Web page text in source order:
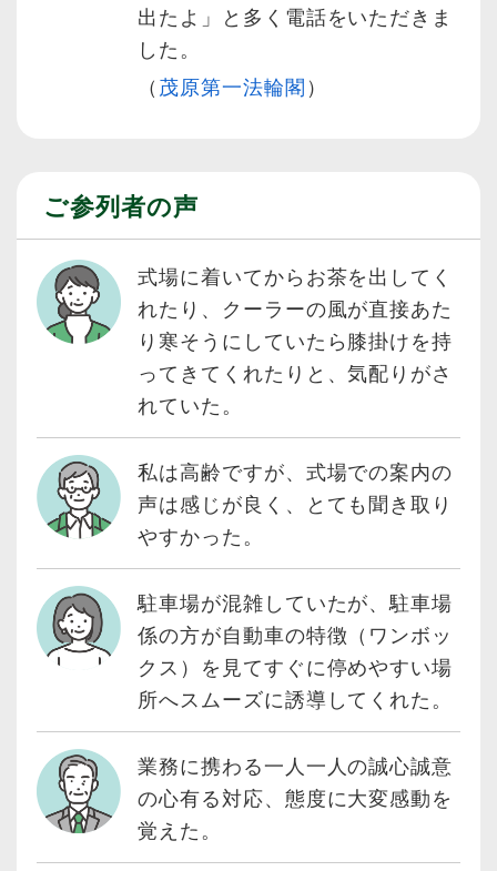
出たよ」と多く電話をいただきま
した。
（茂原第一法輪閣）
ご参列者の声
式場に着いてからお茶を出してく
れたり、クーラーの風が直接あた
り寒そうにしていたら膝掛けを持
ってきてくれたりと、気配りがさ
れていた。
私は高齢ですが、式場での案内の
声は感じが良く、とても聞き取り
やすかった。
駐車場が混雑していたが、駐車場
係の方が自動車の特徴（ワンボッ
クス）を見てすぐに停めやすい場
所へスムーズに誘導してくれた。
業務に携わる一人一人の誠心誠意
の心有る対応、態度に大変感動を
覚えた。